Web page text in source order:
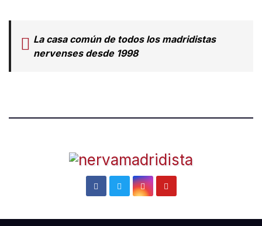
La casa común de todos los madridistas
nervenses desde 1998